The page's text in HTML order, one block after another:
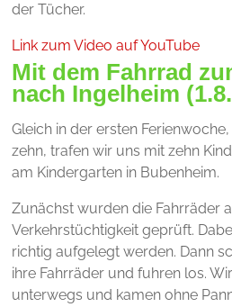
der Tücher.
Link zum Video auf YouTube
Mit dem Fahrrad
nach Ingelheim
Gleich in der ersten
zehn, trafen wir uns mit zehn
am Kindergarten in Bubenheim.
Zunächst wurden die Fahrräder
Verkehrstüchtigkeit geprüft.
richtig aufgelegt werden. Dann
ihre Fahrräder und fuhren los.
unterwegs und kamen ohne